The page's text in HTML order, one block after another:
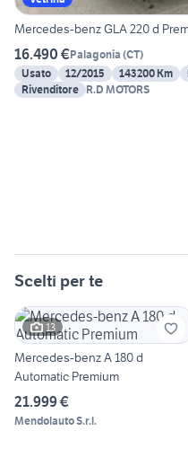
Mercedes-benz GLA 220 d
16.490 €Palagonia (CT)
Usato
12/2015 143200 Km
Rivenditore R.D MOTORS
Scelti per te
13
Mercedes-benz A 180 d
Automatic Premium
21.999 €
Mendolauto S.r.l.